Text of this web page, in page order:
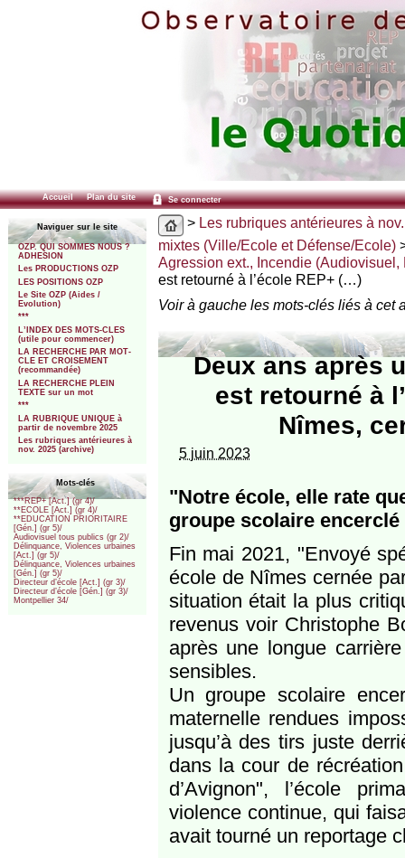
Accueil Plan du site Se connecter
Naviguer sur le site
OZP. QUI SOMMES NOUS ?
ADHESION
Les PRODUCTIONS OZP
LES POSITIONS OZP
Le Site OZP (Aides /
Evolution)
***
L’INDEX DES MOTS-CLES
(utile pour commencer)
LA RECHERCHE PAR MOT-
CLE ET CROISEMENT
(recommandée)
LA RECHERCHE PLEIN
TEXTE sur un mot
***
LA RUBRIQUE UNIQUE à
partir de novembre 2025
Les rubriques antérieures à
nov. 2025 (archive)
Mots-clés
***REP+ [Act.] (gr 4)/
**ECOLE [Act.] (gr 4)/
**EDUCATION PRIORITAIRE
[Gén.] (gr 5)/
Audiovisuel tous publics (gr 2)/
Délinquance, Violences urbaines
[Act.] (gr 5)/
Délinquance, Violences urbaines
[Gén.] (gr 5)/
Directeur d’école [Act.] (gr 3)/
Directeur d’école [Gén.] (gr 3)/
Montpellier 34/
> Les rubriques antérieures à
mixtes (Ville/Ecole et Défense/Ecole)
Agression ext., Incendie (Audiovisuel,
est retourné à l’école REP+ (…)
Voir à gauche les mots-clés liés à cet
Deux ans après
est retourné à
Nîmes,
5 juin 2023
"Notre école, elle rate
groupe scolaire
Fin mai 2021, "Envoyé
école de Nîmes cernée
situation était la plus
revenus voir Christophe
après une longue
sensibles.
Un groupe scolaire
maternelle rendues
jusqu’à des tirs juste
dans la cour de
d’Avignon", l’école
violence continue, qui
avait tourné un reportage